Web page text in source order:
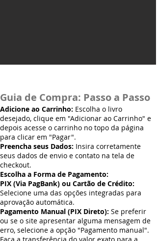
Guia de Compra: Passo a Passo
Adicione ao Carrinho: Escolha o livro
desejado, clique em "Adicionar ao Carrinho" e
depois acesse o carrinho no topo da página
para clicar em "Pagar".
Preencha seus Dados: Insira corretamente
seus dados de envio e contato na tela de
checkout.
Escolha a Forma de Pagamento:
PIX (Via PagBank) ou Cartão de Crédito:
Selecione uma das opções integradas para
aprovação automática.
Pagamento Manual (PIX Direto): Se preferir
ou se o site apresentar alguma mensagem de
erro, selecione a opção "Pagamento manual".